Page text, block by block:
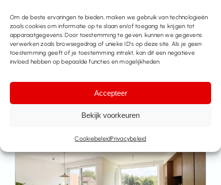
Om de beste ervaringen te bieden, maken we gebruik van technologieën
zoals cookies om informatie op te slaan en/of toegang te krijgen tot
apparaatgegevens. Door toestemming te geven, kunnen we gegevens
verwerken zoals browsegedrag of unieke ID's op deze site. Als je geen
toestemming geeft of je toestemming intrekt, kan dit een negatieve
invloed hebben op bepaalde functies en mogelijkheden.
Accepteer
Bekijk voorkeuren
CookiebeleidPrivacybeleid
Meer huizen te koop